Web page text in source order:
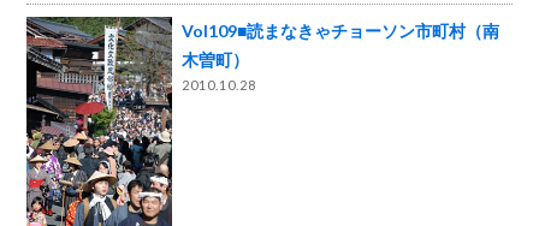
Vol109■読まなきゃチョーソン市町村（南
木曽町）
2010.10.28